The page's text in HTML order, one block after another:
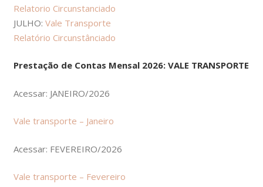
Relatorio Circunstanciado
JULHO: Vale Transporte
Relatório Circunstânciado
Prestação de Contas Mensal 2026: VALE TRANSPORTE
Acessar: JANEIRO/2026
Vale transporte – Janeiro
Acessar: FEVEREIRO/2026
Vale transporte – Fevereiro